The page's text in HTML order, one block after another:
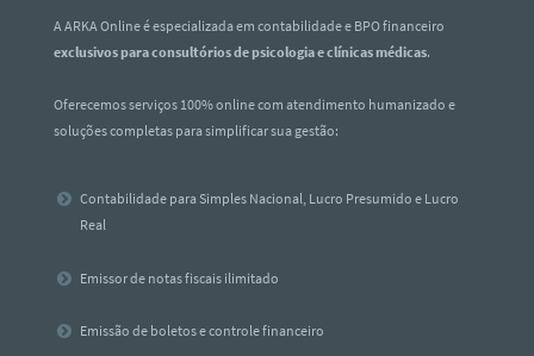
A ARKA Online é especializada em contabilidade e BPO financeiro
exclusivos para consultórios de psicologia e clínicas médicas.
Oferecemos serviços 100% online com atendimento humanizado e
soluções completas para simplificar sua gestão:
Contabilidade para Simples Nacional, Lucro Presumido e Lucro
Real
Emissor de notas fiscais ilimitado
Emissão de boletos e controle financeiro